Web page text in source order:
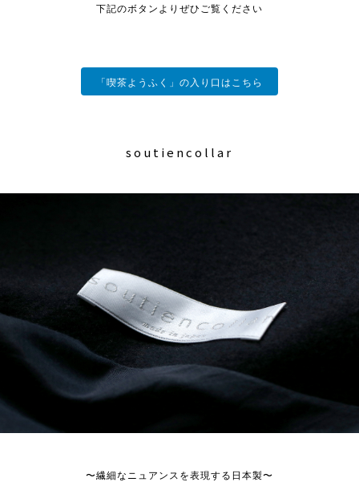
下記のボタンよりぜひご覧ください
「喫茶ようふく」の入り口はこちら
soutiencollar
〜繊細なニュアンスを表現する日本製〜